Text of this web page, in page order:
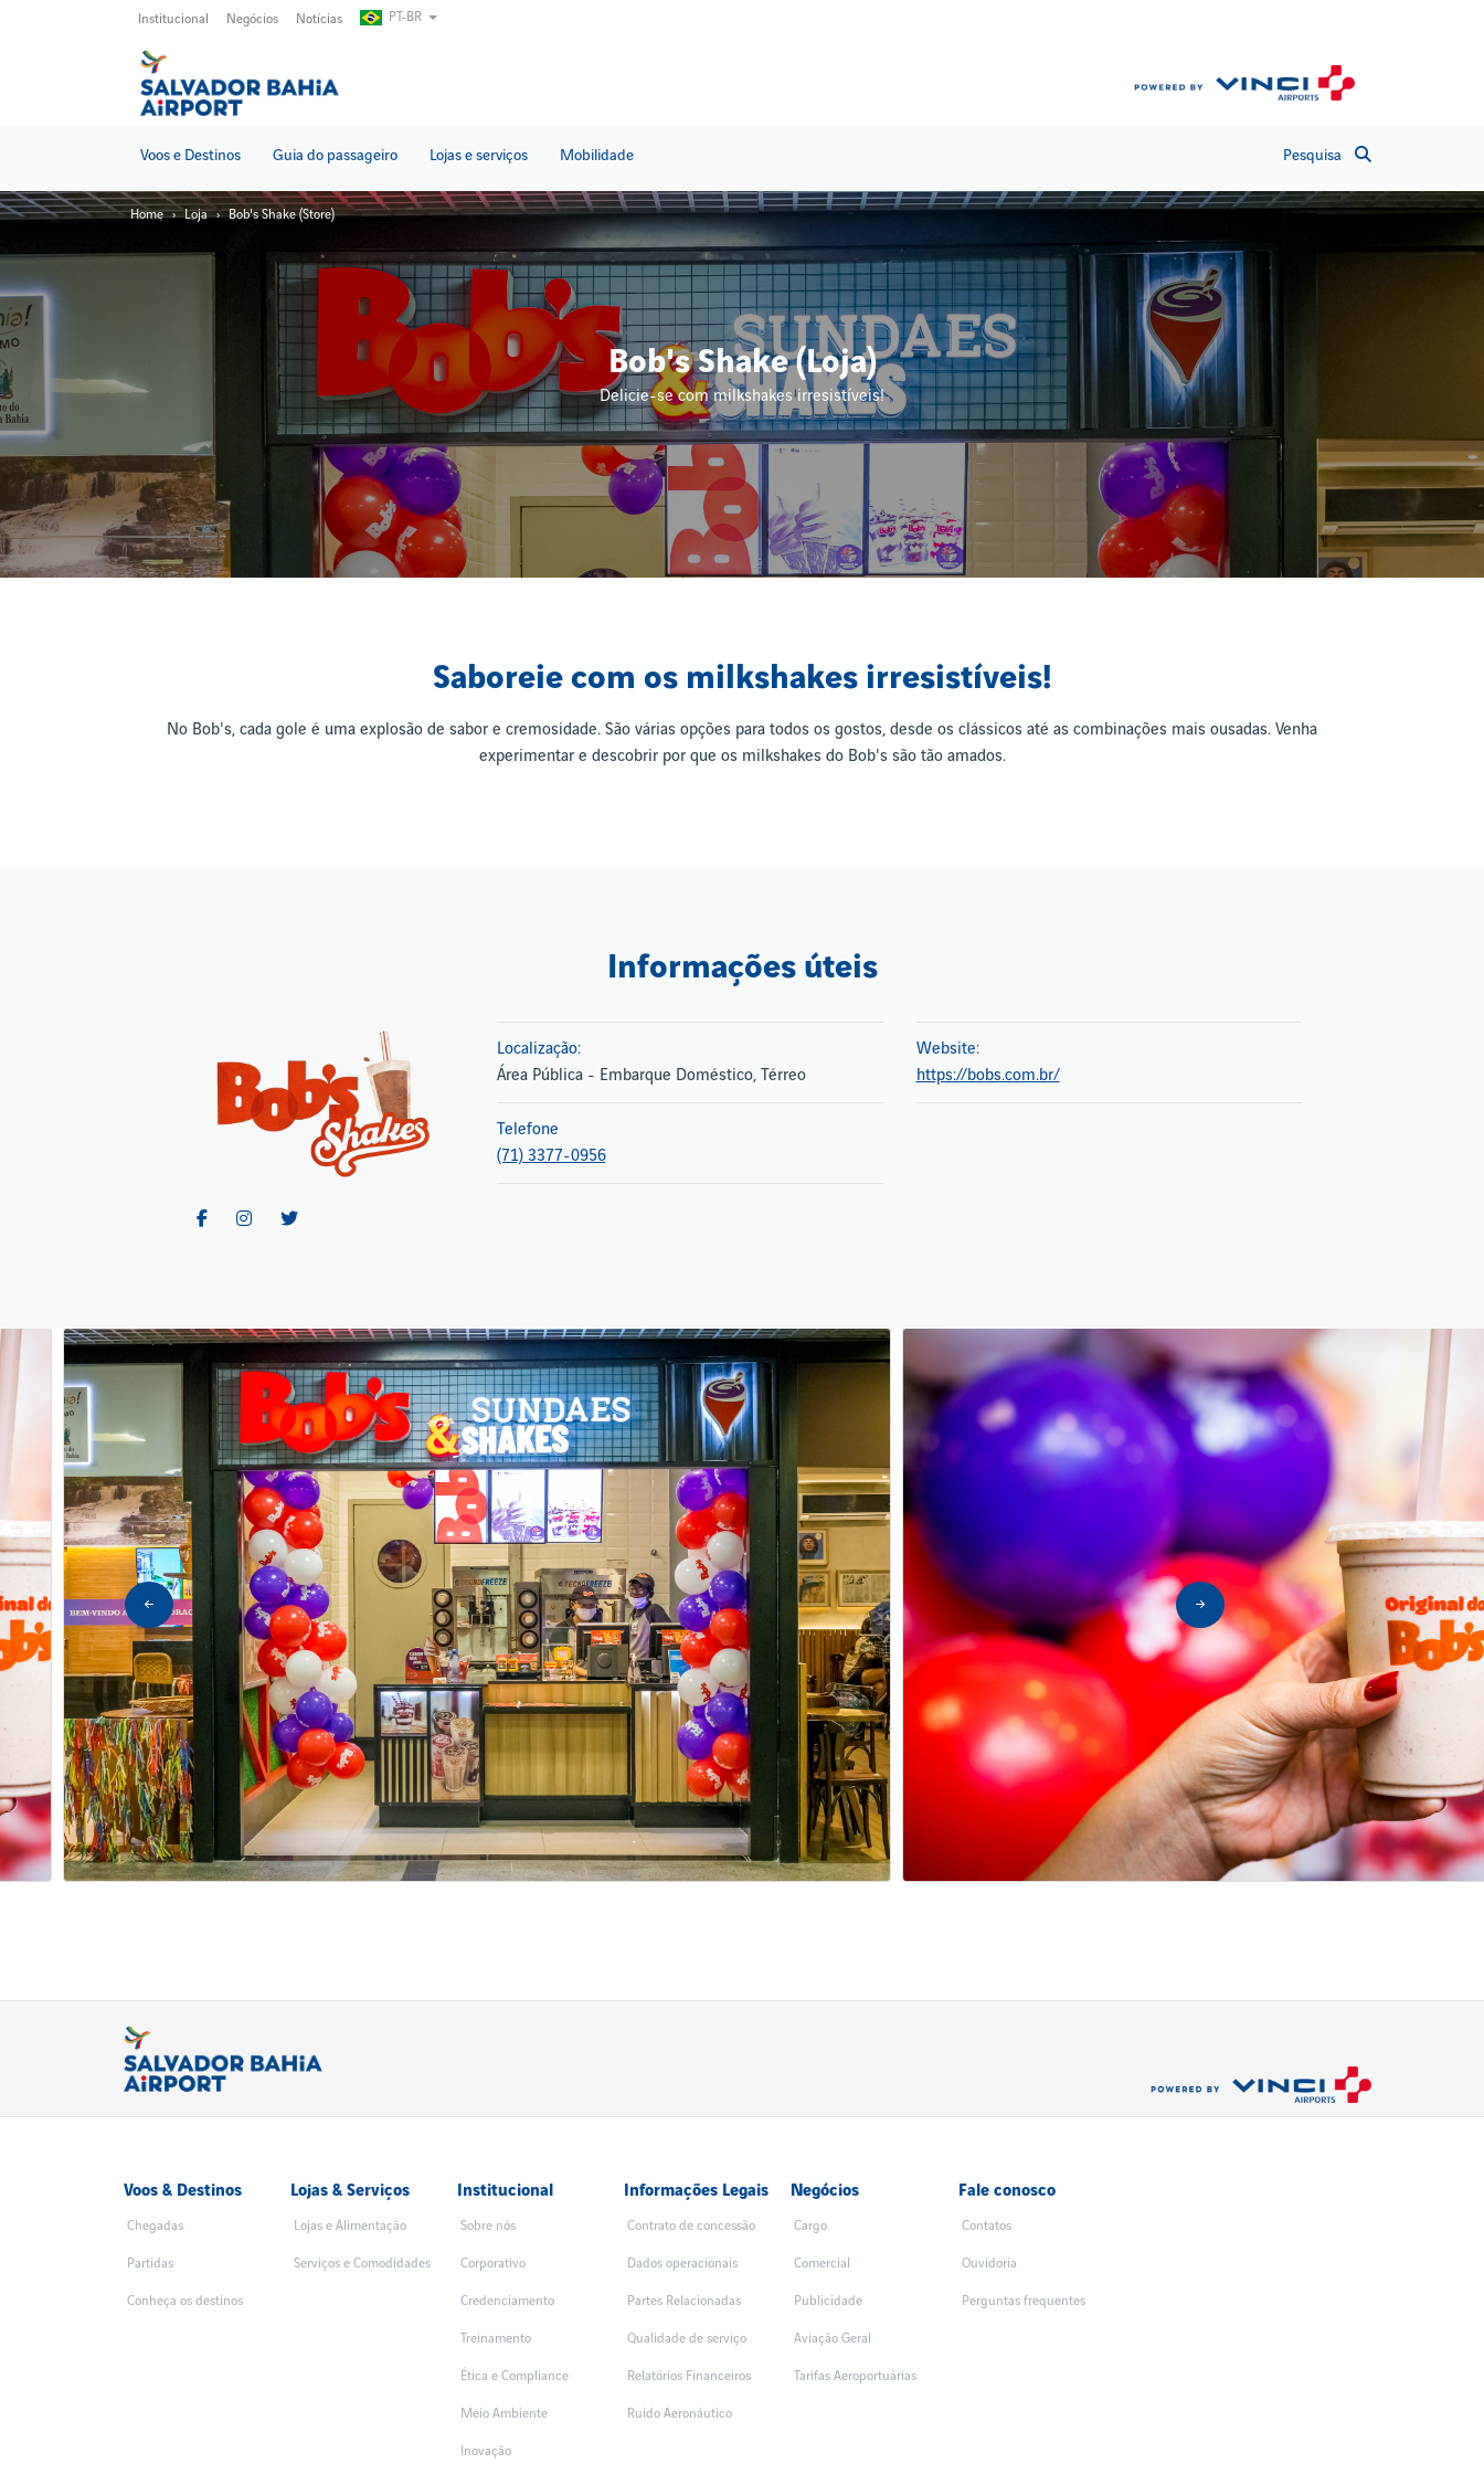
Institucional Negócios Notícias PT-BR
Voos e Destinos Guia do passageiro Lojas e serviços Mobilidade Pesquisa
Home Loja Bob's Shake (Store)
Bob's Shake (Loja)
Delicie-se com milkshakes irresistíveis!
Saboreie com os milkshakes irresistíveis!
No Bob's, cada gole é uma explosão de sabor e cremosidade. São várias opções para todos os gostos, desde os clássicos até as combinações mais ousadas. Venha
experimentar e descobrir por que os milkshakes do Bob's são tão amados.
Informações úteis
Localização:
Área Pública - Embarque Doméstico, Térreo
Telefone
(71) 3377-0956
Website:
https://bobs.com.br/
Voos & Destinos
Chegadas
Partidas
Conheça os destinos
Lojas & Serviços
Lojas e Alimentação
Serviços e Comodidades
Institucional
Sobre nós
Corporativo
Credenciamento
Treinamento
Ética e Compliance
Meio Ambiente
Inovação
Informações Legais
Contrato de concessão
Dados operacionais
Partes Relacionadas
Qualidade de serviço
Relatórios Financeiros
Ruido Aeronáutico
Negócios
Cargo
Comercial
Publicidade
Aviação Geral
Tarifas Aeroportuárias
Fale conosco
Contatos
Ouvidoria
Perguntas frequentes